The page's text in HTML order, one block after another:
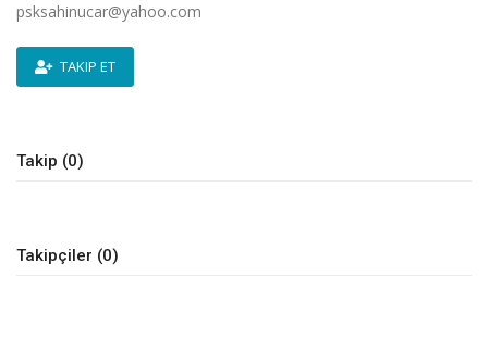
YAZARLARIMIZ
psksahinucar@yahoo.com
TAKIP ET
Takip (0)
Takipçiler (0)